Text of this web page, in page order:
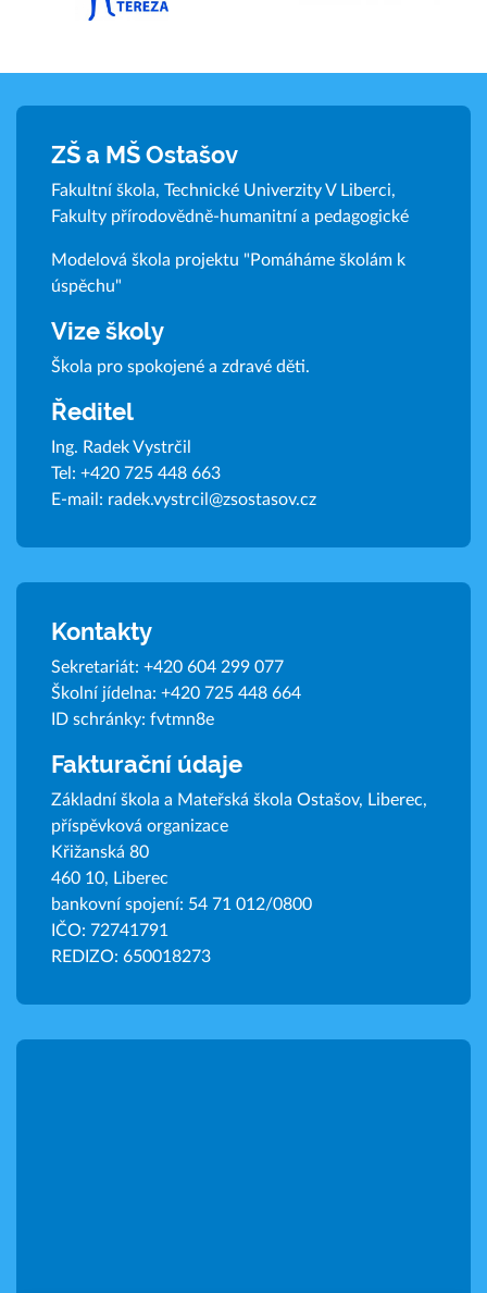
ZŠ a MŠ Ostašov
Fakultní škola, Technické Univerzity V Liberci,
Fakulty přírodovědně-humanitní a pedagogické
Modelová škola projektu "Pomáháme školám k
úspěchu"
Vize školy
Škola pro spokojené a zdravé děti.
Ředitel
Ing. Radek Vystrčil
Tel: +420 725 448 663
E-mail: radek.vystrcil@zsostasov.cz
Kontakty
Sekretariát: +420 604 299 077
Školní jídelna: +420 725 448 664
ID schránky: fvtmn8e
Fakturační údaje
Základní škola a Mateřská škola Ostašov, Liberec,
příspěvková organizace
Křižanská 80
460 10, Liberec
bankovní spojení: 54 71 012/0800
IČO: 72741791
REDIZO: 650018273